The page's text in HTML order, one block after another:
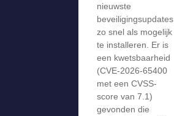
nieuwste
beveiligingsupdates
zo snel als mogelijk
te installeren. Er is
een kwetsbaarheid
(CVE-2026-65400
met een CVSS-
score van 7.1)
gevonden die